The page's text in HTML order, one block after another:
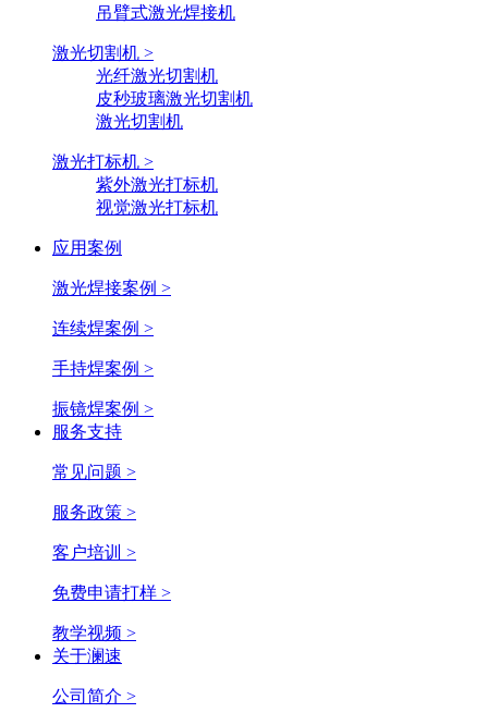
吊臂式激光焊接机
激光切割机 >
光纤激光切割机
皮秒玻璃激光切割机
激光切割机
激光打标机 >
紫外激光打标机
视觉激光打标机
应用案例
激光焊接案例 >
连续焊案例 >
手持焊案例 >
振镜焊案例 >
服务支持
常见问题 >
服务政策 >
客户培训 >
免费申请打样 >
教学视频 >
关于澜速
公司简介 >